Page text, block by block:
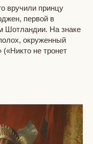
вручили принцу
первой в
Шотландии. На знаке
окруженный
не тронет